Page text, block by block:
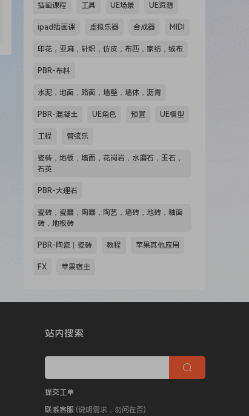
插画课程 工具 UE场景 UE资源
ipad插画课 虚拟乐器 合成器 MIDI
印花，亚麻，针织，仿皮，布匹，家纺，绒布
PBR-布料
水泥，地面，路面，墙壁，墙体，沥青
PBR-混凝土 UE角色 预置 UE模型
工程 管弦乐
瓷砖，地板，墙面，花岗岩，水磨石，玉石，
石英
PBR-大理石
瓷砖，瓷器，陶器，陶艺，墙砖，地砖，釉面
砖，地板砖
PBR-陶瓷丨瓷砖 教程 苹果其他应用
FX 苹果宿主
站内搜索
提交工单
联系客服 (说明需求，勿问在否)